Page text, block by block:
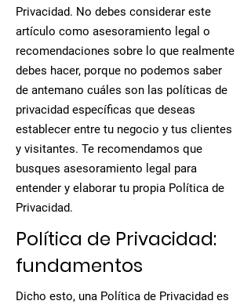
Privacidad. No debes considerar este
artículo como asesoramiento legal o
recomendaciones sobre lo que realmente
debes hacer, porque no podemos saber
de antemano cuáles son las políticas de
privacidad específicas que deseas
establecer entre tu negocio y tus clientes
y visitantes. Te recomendamos que
busques asesoramiento legal para
entender y elaborar tu propia Política de
Privacidad.
Política de Privacidad:
fundamentos
Dicho esto, una Política de Privacidad es